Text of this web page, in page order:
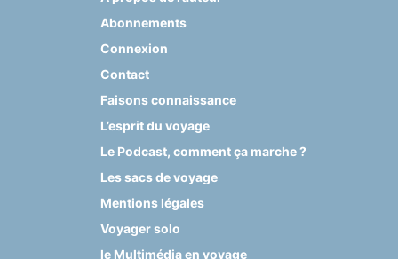
Abonnements
Connexion
Contact
Faisons connaissance
L’esprit du voyage
Le Podcast, comment ça marche ?
Les sacs de voyage
Mentions légales
Voyager solo
le Multimédia en voyage